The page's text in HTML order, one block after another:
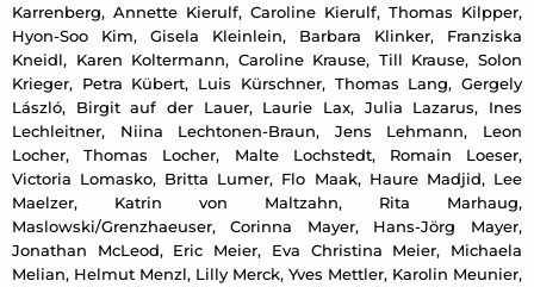
Karrenberg, Annette Kierulf, Caroline Kierulf, Thomas Kilpper,
Hyon-Soo Kim, Gisela Kleinlein, Barbara Klinker, Franziska
Kneidl, Karen Koltermann, Caroline Krause, Till Krause, Solon
Krieger, Petra Kübert, Luis Kürschner, Thomas Lang, Gergely
László, Birgit auf der Lauer, Laurie Lax, Julia Lazarus, Ines
Lechleitner, Niina Lechtonen-Braun, Jens Lehmann, Leon
Locher, Thomas Locher, Malte Lochstedt, Romain Loeser,
Victoria Lomasko, Britta Lumer, Flo Maak, Haure Madjid, Lee
Maelzer, Katrin von Maltzahn, Rita Marhaug,
Maslowski/Grenzhaeuser, Corinna Mayer, Hans-Jörg Mayer,
Jonathan McLeod, Eric Meier, Eva Christina Meier, Michaela
Melian, Helmut Menzl, Lilly Merck, Yves Mettler, Karolin Meunier,